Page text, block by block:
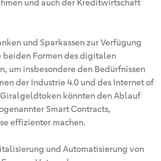
und auch der Kreditwirtschaft
und Sparkassen zur Verfügung
Formen des digitalen
um insbesondere den Bedürfnissen
der Industrie 4.0 und des Internet of
könnten den Ablauf
Smart Contracts,
effizienter machen.
und Automatisierung von